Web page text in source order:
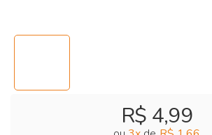
R$ 4,99